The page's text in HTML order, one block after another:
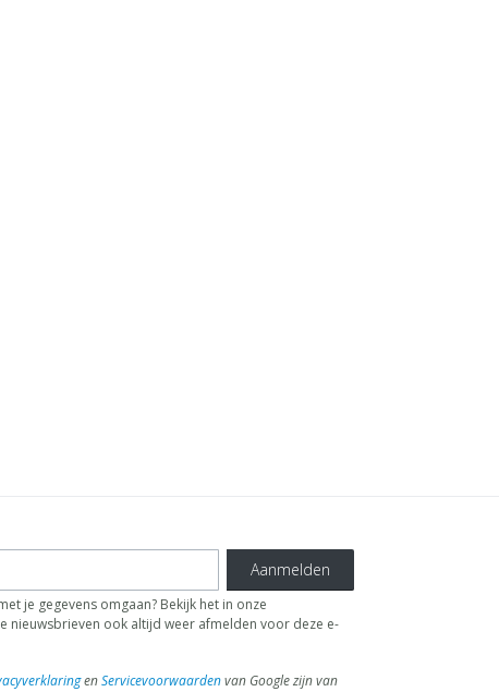
Aanmelden
je gegevens omgaan? Bekijk het in onze
nieuwsbrieven ook altijd weer afmelden voor deze e-
enServicevoorwaardenvan Google zijn van